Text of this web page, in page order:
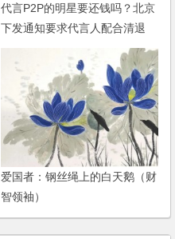
代言P2P的明星要还钱吗？北京
下发通知要求代言人配合清退
爱国者：钢丝绳上的白天鹅（财
智领袖）